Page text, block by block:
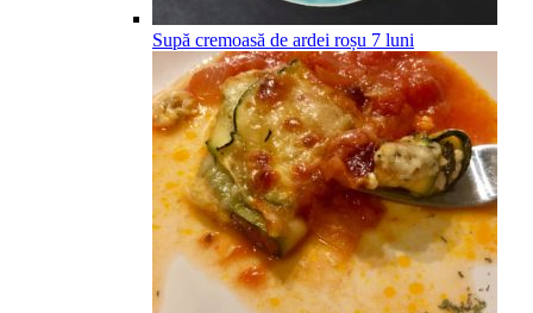
Supă cremoasă de ardei roșu 7 luni